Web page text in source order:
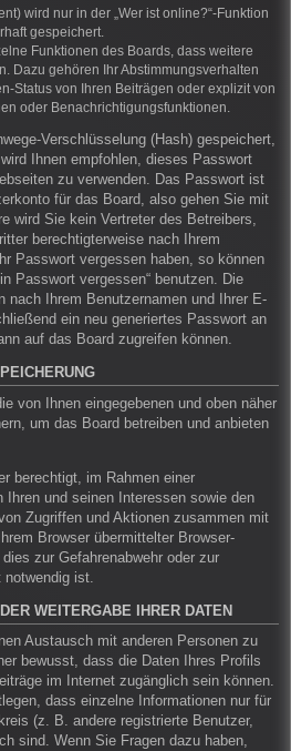
wird nur in der „Wer ist online?“-Funktion
gespeichert.
Funktionen des Boards, dass weitere
Dazu gehören Ihr Abstimmungsverhalten
Status von Ihren Beiträgen oder explizit von
oder Benachrichtigungsfunktionen.
Verschlüsselung (Hash) gespeichert,
Ihnen empfohlen, dieses Passwort
zu verwenden. Das Passwort ist
für das Board, also gehen Sie mit
wird Sie kein Vertreter des Betreibers,
berechtigterweise nach Ihrem
Passwort vergessen haben, so können
Passwort vergessen“ benutzen. Die
nach Ihrem Benutzernamen und Ihrer E-
ein neu generiertes Passwort an
auf das Board zugreifen können.
von Ihnen eingegebenen und oben näher
um das Board betreiben und anbieten
berechtigt, im Rahmen einer
Ihren und seinen Interessen sowie den
Zugriffen und Aktionen zusammen mit
Browser übermittelter Browser-
zur Gefahrenabwehr oder zur
ist.
WEITERGABE IHRER DATEN
Austausch mit anderen Personen zu
bewusst, dass die Daten Ihres Profils
im Internet zugänglich sein können.
dass einzelne Informationen nur für
(z. B. andere registrierte Benutzer,
sind. Wenn Sie Fragen dazu haben,